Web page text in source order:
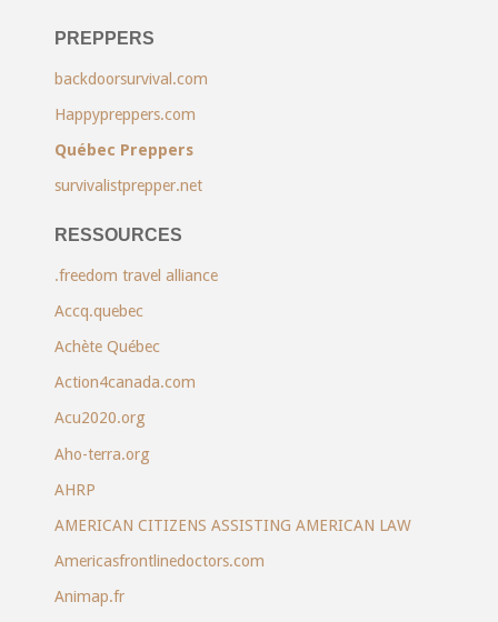
PREPPERS
backdoorsurvival.com
Happypreppers.com
Québec Preppers
survivalistprepper.net
RESSOURCES
.freedom travel alliance
Accq.quebec
Achète Québec
Action4canada.com
Acu2020.org
Aho-terra.org
AHRP
AMERICAN CITIZENS ASSISTING AMERICAN LAW
Americasfrontlinedoctors.com
Animap.fr